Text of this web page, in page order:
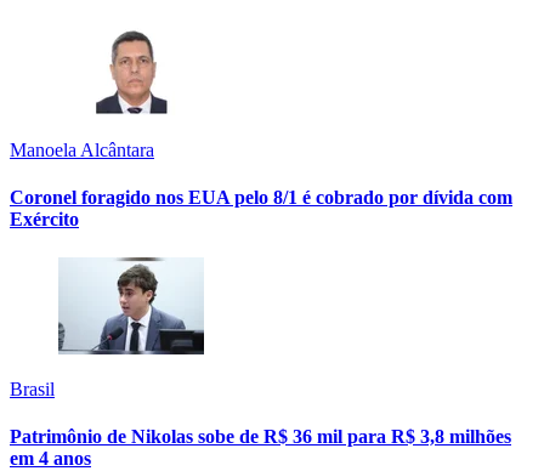
Manoela Alcântara
Coronel foragido nos EUA pelo 8/1 é cobrado por dívida com
Exército
Brasil
Patrimônio de Nikolas sobe de R$ 36 mil para R$ 3,8 milhões
em 4 anos